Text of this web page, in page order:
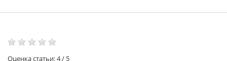
Оценка статьи:4/ 5